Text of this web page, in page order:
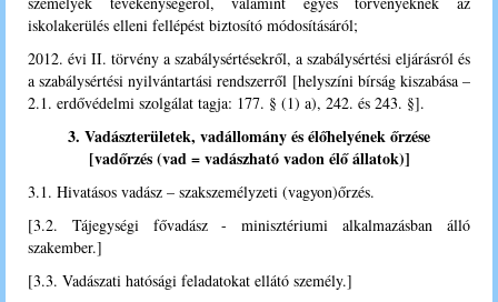
iskolakerülés elleni fellépést biztosító módosításáról;
2012. évi II. törvény a szabálysértésekről, a szabálysértési eljárásról és
a szabálysértési nyilvántartási rendszerről [helyszíni bírság kiszabása –
2.1. erdővédelmi szolgálat tagja: 177. § (1) a), 242. és 243. §].
3. Vadászterületek, vadállomány és élőhelyének őrzése
[vadőrzés (vad = vadászható vadon élő állatok)]
3.1. Hivatásos vadász – szakszemélyzeti (vagyon)őrzés.
[3.2. Tájegységi fővadász - minisztériumi alkalmazásban álló
szakember.]
[3.3. Vadászati hatósági feladatokat ellátó személy.]